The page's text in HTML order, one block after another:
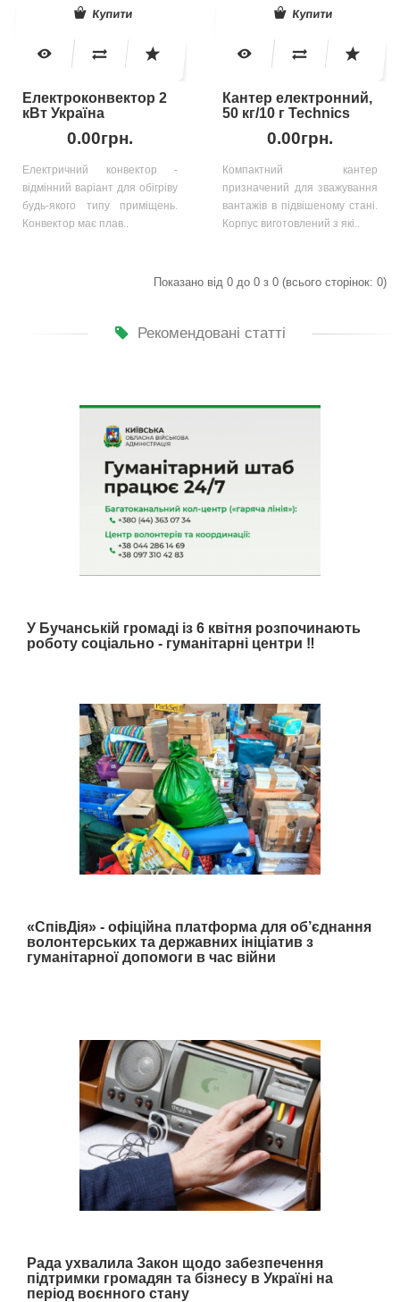
Купити
Електроконвектор 2
кВт Україна
0.00грн.
Електричний конвектор -
відмінний варіант для обігріву
будь-якого типу приміщень.
Конвектор має плав..
Купити
Кантер електронний,
50 кг/10 г Technics
0.00грн.
Компактний кантер
призначений для зважування
вантажів в підвішеному стані.
Корпус виготовлений з які..
Показано від 0 до 0 з 0 (всього сторінок: 0)
Рекомендовані статті
У Бучанській громаді із 6 квітня розпочинають
роботу соціально - гуманітарні центри ‼️
«СпівДія» - офіційна платформа для об’єднання
волонтерських та державних ініціатив з
гуманітарної допомоги в час війни
Рада ухвалила Закон щодо забезпечення
підтримки громадян та бізнесу в Україні на
період воєнного стану